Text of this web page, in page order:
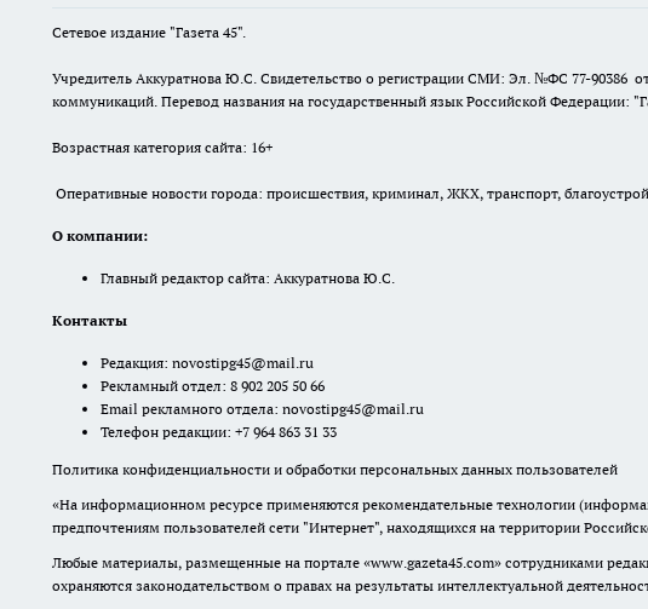
Сетевое издание "Газета 45".
Учредитель Аккуратнова Ю.С. Свидетельство о регистрации СМИ: Эл. №ФС 77-90386
коммуникаций. Перевод названия на государственный язык Российской Федерации:
Возрастная категория сайта: 16+
Оперативные новости города: происшествия, криминал, ЖКХ, транспорт,
О компании:
Главный редактор сайта: Аккуратнова Ю.С.
Контакты
Редакция: novostipg45@mail.ru
Рекламный отдел: 8 902 205 50 66
Email рекламного отдела: novostipg45@mail.ru
Телефон редакции: +7 964 863 31 33
Политика конфиденциальности и обработки персональных данных пользователей
«На информационном ресурсе применяются рекомендательные технологии
предпочтениям пользователей сети "Интернет", находящихся на территории
Любые материалы, размещенные на портале «www.gazeta45.com» сотрудниками
охраняются законодательством о правах на результаты интеллектуальной